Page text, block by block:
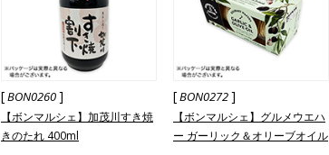
[BON0260]
【ボンマルシェ】加茂川すき焼
きのたれ 400ml
[BON0272]
【ボンマルシェ】グルメウエハ
ー ガーリック＆オリーブオイル